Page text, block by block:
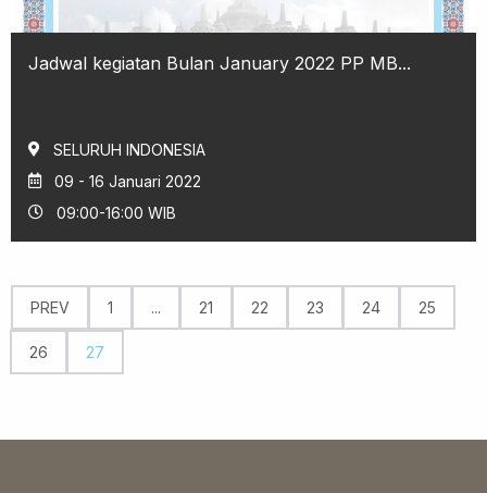
Jadwal kegiatan Bulan January 2022 PP MB...
SELURUH INDONESIA
09 - 16 Januari 2022
09:00-16:00 WIB
PREV 1 ... 21 22 23 24 25
26 27